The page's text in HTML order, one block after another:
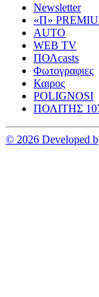
Newsletter
«Π»
AUTO
WEB TV
ΠΟΛcasts
Φωτογραφιες
Καιρος
POLIGNOSI
ΠΟΛΙΤΗΣ
© 2026 Developed